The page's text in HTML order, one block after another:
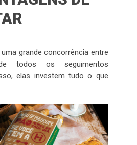
grande concorrência entre
todos os seguimentos
elas investem tudo o que